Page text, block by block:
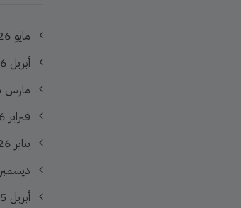
مايو 2026
أبريل 2026
مارس 2026
فبراير 2026
يناير 2026
ديسمبر 2025
أبريل 2025